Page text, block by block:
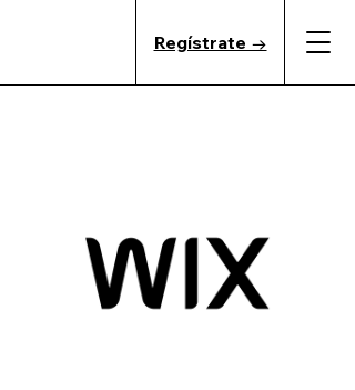
Regístrate →